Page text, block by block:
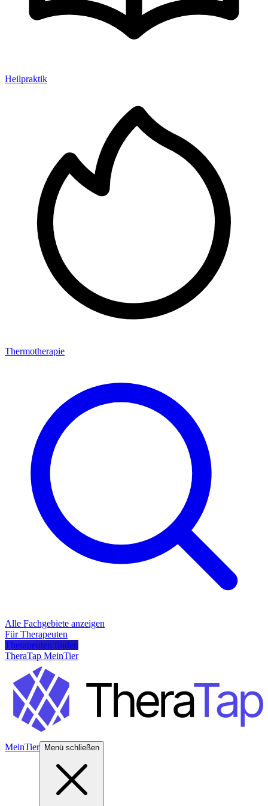
Heilpraktik
Thermotherapie
Alle Fachgebiete anzeigen
Für Therapeuten
Therapeuten finden
TheraTap MeinTier
MeinTier Menü schließen